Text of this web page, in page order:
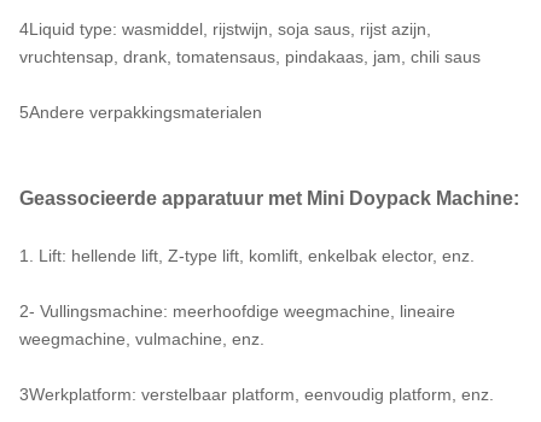
4Liquid type: wasmiddel, rijstwijn, soja saus, rijst azijn,
vruchtensap, drank, tomatensaus, pindakaas, jam, chili saus
5Andere verpakkingsmaterialen
Geassocieerde apparatuur met Mini Doypack Machine:
1. Lift: hellende lift, Z-type lift, komlift, enkelbak elector, enz.
2- Vullingsmachine: meerhoofdige weegmachine, lineaire
weegmachine, vulmachine, enz.
3Werkplatform: verstelbaar platform, eenvoudig platform, enz.